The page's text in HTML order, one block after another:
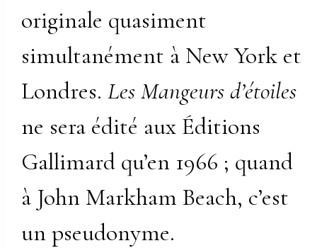
originale quasiment
simultanément à New York et
Londres.Les Mangeurs d’étoiles
ne sera édité aux Éditions
Gallimard qu’en 1966 ; quand
à John Markham Beach, c’est
un pseudonyme.